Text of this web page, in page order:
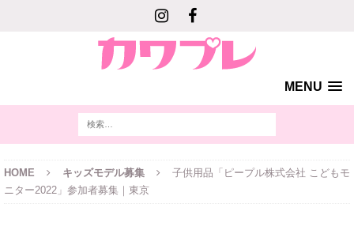
MENU
HOME キッズモデル募集
子供用品「ピープル株式会社 こどもモ
ニター2022」参加者募集｜東京